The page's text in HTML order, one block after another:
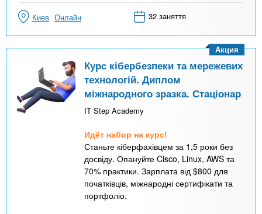
Киев Онлайн 32 заняття
Курс кібербезпеки та мережевих
технологій. Диплом
міжнародного зразка. Стаціонар
IT Step Academy
Идёт набор на курс!
Станьте кіберфахівцем за 1,5 роки без
досвіду. Опануйте Cisco, Linux, AWS та
70% практики. Зарплата від $800 для
початківців, міжнародні сертифікати та
портфоліо.
Акция